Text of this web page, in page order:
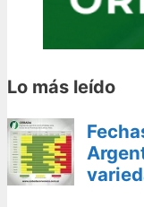
Lo más leído